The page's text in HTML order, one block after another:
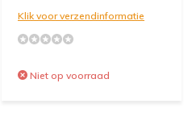
Klik voor verzendinformatie
Niet op voorraad